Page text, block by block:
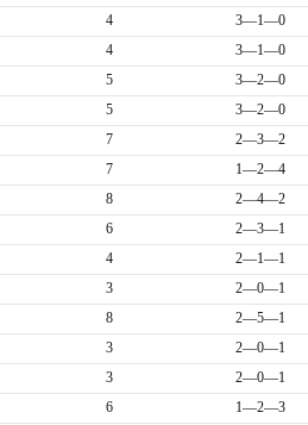
4 3—1—0
4 3—1—0
5 3—2—0
5 3—2—0
7 2—3—2
7 1—2—4
8 2—4—2
6 2—3—1
4 2—1—1
3 2—0—1
8 2—5—1
3 2—0—1
3 2—0—1
6 1—2—3